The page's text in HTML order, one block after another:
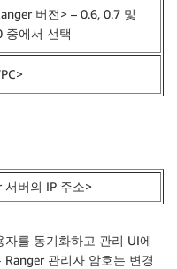
버전> – 0.6, 0.7 및
중에서 선택
서버의 IP 주소>
를 동기화하고 관리 UI에
관리자 암호는 변경